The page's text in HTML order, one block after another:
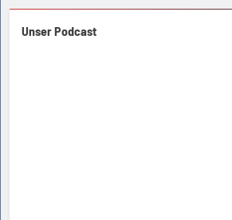
Unser Podcast